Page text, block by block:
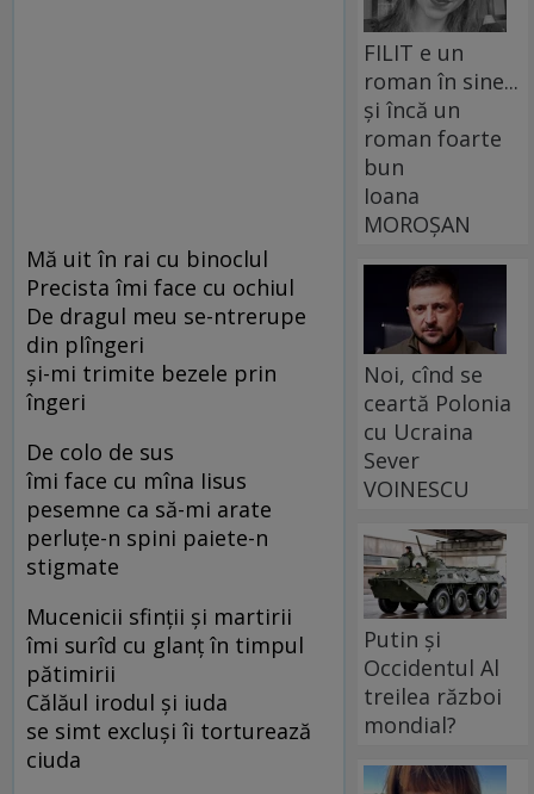
Mă uit în rai cu binoclul
Precista îmi face cu ochiul
De dragul meu se-ntrerupe
din plîngeri
şi-mi trimite bezele prin
îngeri
De colo de sus
îmi face cu mîna Iisus
pesemne ca să-mi arate
perluţe-n spini paiete-n
stigmate
Mucenicii sfinţii şi martirii
îmi surîd cu glanţ în timpul
pătimirii
Călăul irodul şi iuda
se simt excluşi îi torturează
ciuda
FILIT e un
roman în sine...
și încă un
roman foarte
bun
Ioana
MOROȘAN
Noi, cînd se
ceartă Polonia
cu Ucraina
Sever
VOINESCU
Putin și
Occidentul Al
treilea război
mondial?